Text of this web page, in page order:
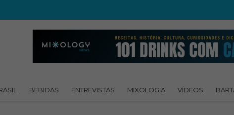
BEBIDAS ENTREVISTAS MIXOLOGIA VÍDEOS